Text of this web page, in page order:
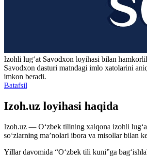
Izohli lugʻat Savodxon loyihasi bilan
Savodxon dasturi matndagi imlo xatolarini
imkon beradi.
Batafsil
Izoh.uz loyihasi haqida
Izoh.uz — O‘zbek tilining xalqona izohli
so‘zlarning ma’nolari ibora va misollar bilan
Yillar davomida “O‘zbek tili kuni”ga